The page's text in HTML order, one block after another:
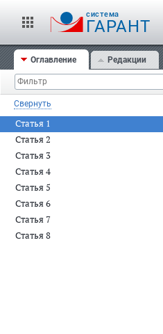
cистема
ГАРАНТ
Оглавление Редакции
Свернуть
Статья 1
Статья 2
Статья 3
Статья 4
Статья 5
Статья 6
Статья 7
Статья 8